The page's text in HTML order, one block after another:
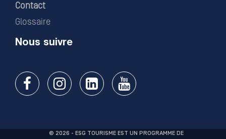
Contact
Glossaire
Nous suivre
© 2026 - ESG TOURISME EST UN PROGRAMME DE